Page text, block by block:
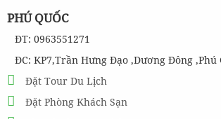
PHÚ QUỐC
ĐT: 0963551271
ĐC: KP7,Trần Hưng Đạo ,Dương Đông ,Phú
Đặt Tour Du Lịch
Đặt Phòng Khách Sạn